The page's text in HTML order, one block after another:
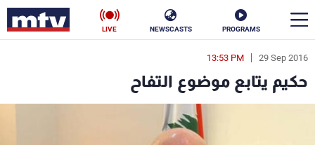
PROGRAMS
NEWSCASTS
LIVE
29 Sep 2016
13:53 PM
حكيم يتابع موضوع التفاح
en
الأخبار